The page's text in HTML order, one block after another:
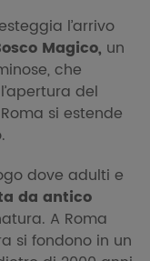
l’arrivo
Magico, un
che
del
si estende
dove adulti e
da antico
A Roma
si fondono in un